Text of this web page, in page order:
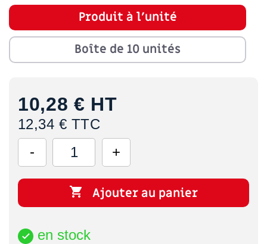
Produit à l'unité
Boîte de 10 unités
10,28 € HT
12,34 € TTC
 Ajouter au panier
 en stock